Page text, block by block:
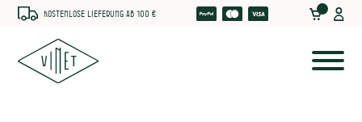
Kostenlose Lieferung ab 100 €